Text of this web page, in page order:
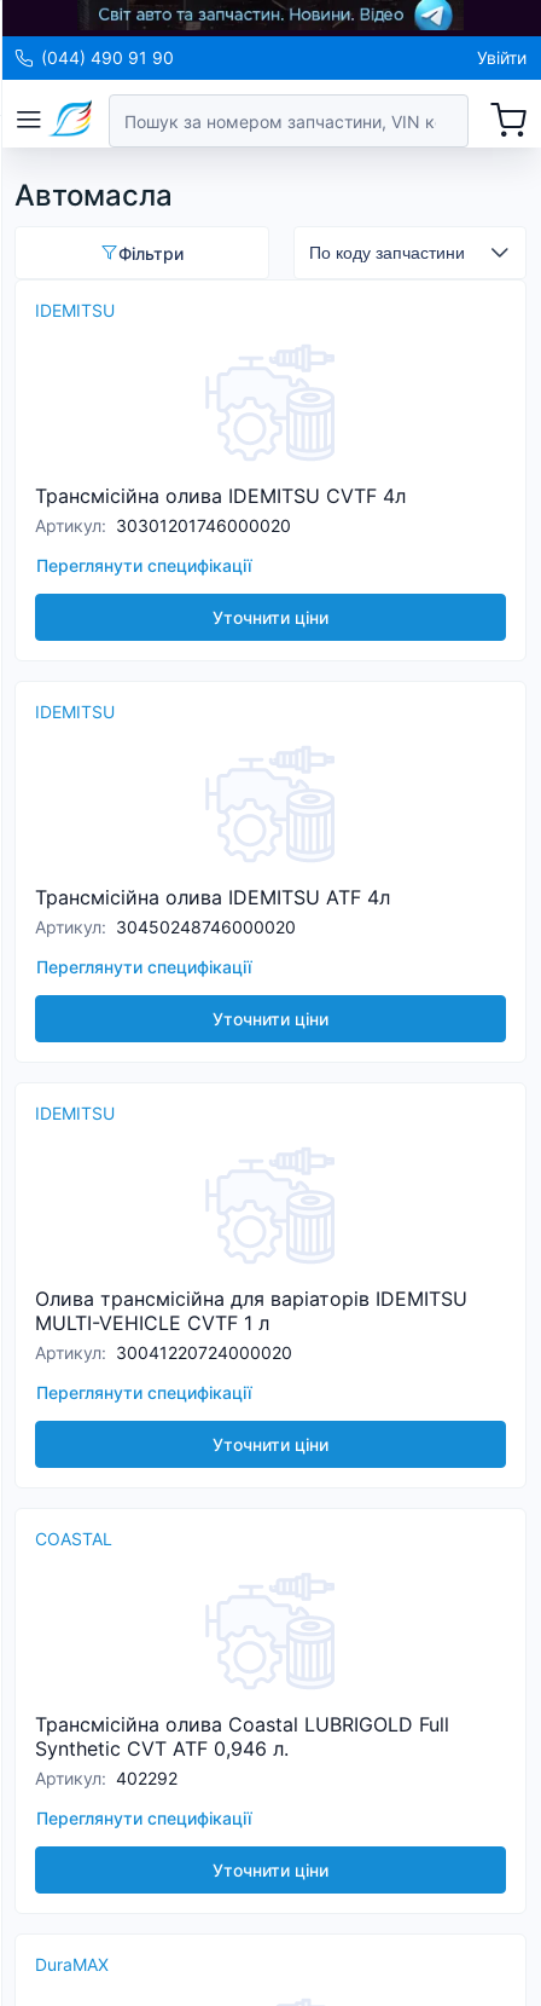
(044) 490 91 90 Увійти
Автомасла
Фільтри
IDEMITSU
Трансмісійна олива IDEMITSU CVTF 4л
Артикул: 30301201746000020
Переглянути специфікації
Уточнити ціни
IDEMITSU
Трансмісійна олива IDEMITSU ATF 4л
Артикул: 30450248746000020
Переглянути специфікації
Уточнити ціни
IDEMITSU
Олива трансмісійна для варіаторів IDEMITSU
MULTI-VEHICLE CVTF 1 л
Артикул: 30041220724000020
Переглянути специфікації
Уточнити ціни
COASTAL
Трансмісійна олива Coastal LUBRIGOLD Full
Synthetic CVT ATF 0,946 л.
Артикул: 402292
Переглянути специфікації
Уточнити ціни
DuraMAX